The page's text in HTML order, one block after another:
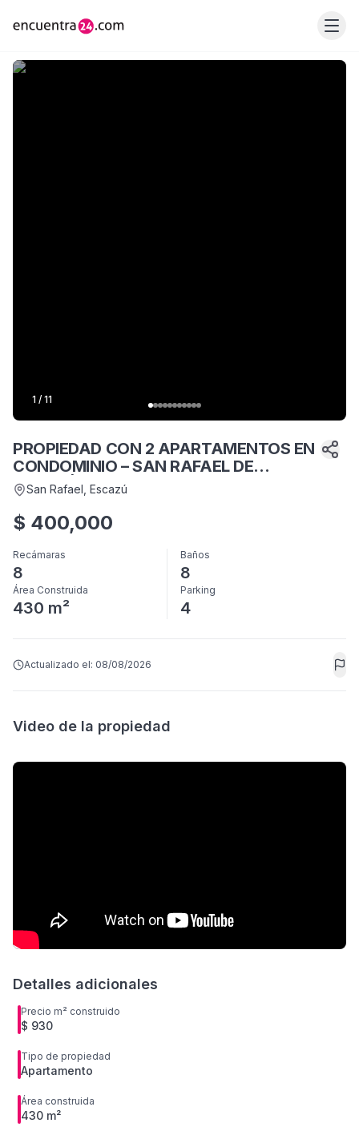
1 / 11
PROPIEDAD CON 2 APARTAMENTOS EN
CONDOMINIO – SAN RAFAEL DE
ESCAZÚ
San Rafael , Escazú
$ 400,000
Recámaras
8
Baños
8
Área Construida
430 m²
Parking
4
Actualizado el: 08/08/2026
Video de la propiedad
Detalles adicionales
Precio m² construido
$ 930
Tipo de propiedad
Apartamento
Área construida
430 m²